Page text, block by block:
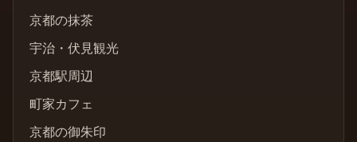
京都の抹茶
宇治・伏見観光
京都駅周辺
町家カフェ
京都の御朱印